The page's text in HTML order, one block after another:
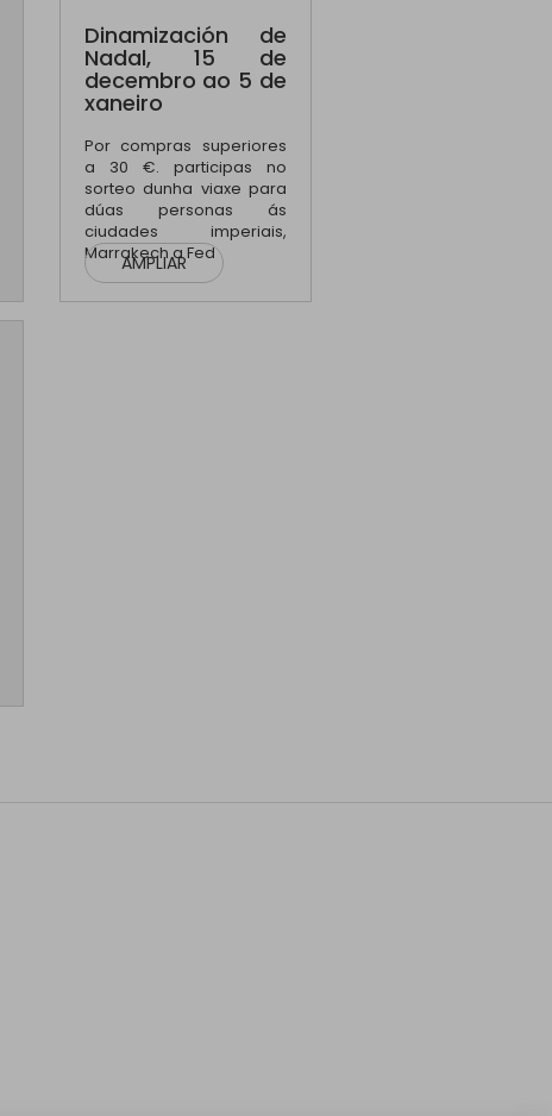
Dinamización de
Nadal, 15 de
decembro ao 5 de
xaneiro
Por compras superiores
a 30 €. participas no
sorteo dunha viaxe para
dúas personas ás
ciudades imperiais,
Marrakech a Fed
AMPLIAR